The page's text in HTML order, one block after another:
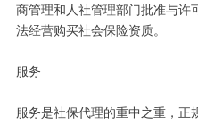
商管理和人社管理部门批准与许
法经营购买社会保险资质。
服务
服务是社保代理的重中之重，正